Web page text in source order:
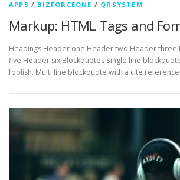
APPS / BIZFORCEONE / QRSYSTEM
Markup: HTML Tags and
Headings Header one Header two Header
five Header six Blockquotes Single line
foolish. Multi line blockquote with a cite